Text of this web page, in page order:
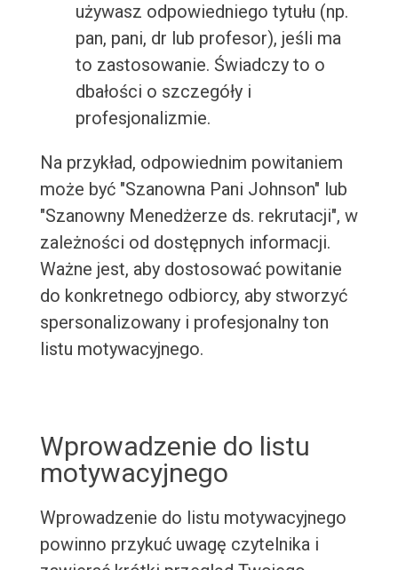
używasz odpowiedniego tytułu (np.
pan, pani, dr lub profesor), jeśli ma
to zastosowanie. Świadczy to o
dbałości o szczegóły i
profesjonalizmie.
Na przykład, odpowiednim powitaniem
może być "Szanowna Pani Johnson" lub
"Szanowny Menedżerze ds. rekrutacji", w
zależności od dostępnych informacji.
Ważne jest, aby dostosować powitanie
do konkretnego odbiorcy, aby stworzyć
spersonalizowany i profesjonalny ton
listu motywacyjnego.
Wprowadzenie do listu
motywacyjnego
Wprowadzenie do listu motywacyjnego
powinno przykuć uwagę czytelnika i